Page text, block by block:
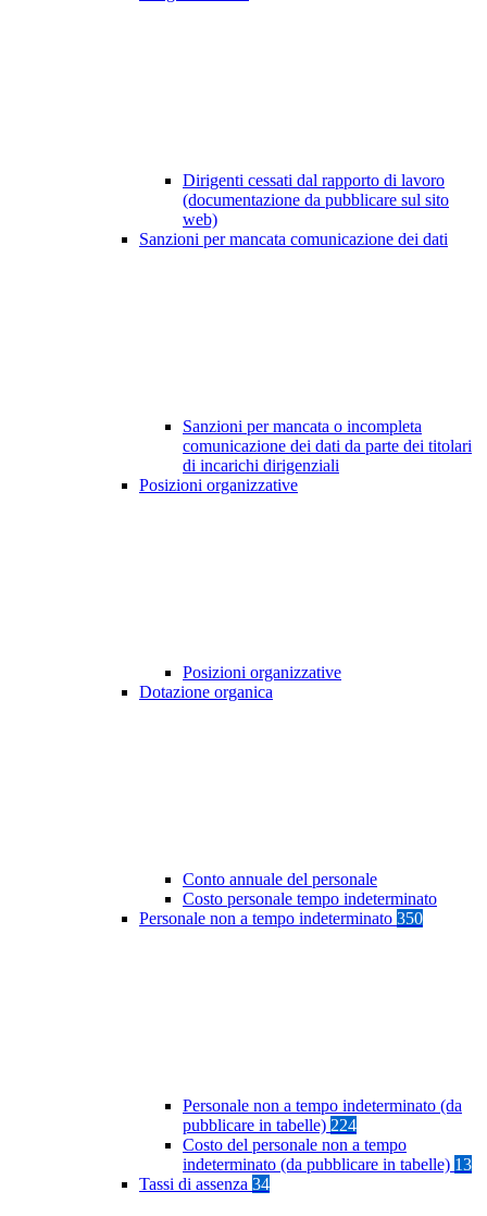
Dirigenti cessati dal rapporto di lavoro
(documentazione da pubblicare sul sito
web)
Sanzioni per mancata comunicazione dei dati
Sanzioni per mancata o incompleta
comunicazione dei dati da parte dei titolari
di incarichi dirigenziali
Posizioni organizzative
Posizioni organizzative
Dotazione organica
Conto annuale del personale
Costo personale tempo indeterminato
Personale non a tempo indeterminato 350
Personale non a tempo indeterminato (da
pubblicare in tabelle) 224
Costo del personale non a tempo
indeterminato (da pubblicare in tabelle) 13
Tassi di assenza 34